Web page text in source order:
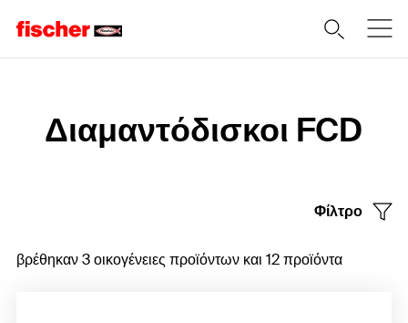
Διαμαντόδισκοι FCD
Φίλτρο
βρέθηκαν 3 οικογένειες προϊόντων και 12 προϊόντα